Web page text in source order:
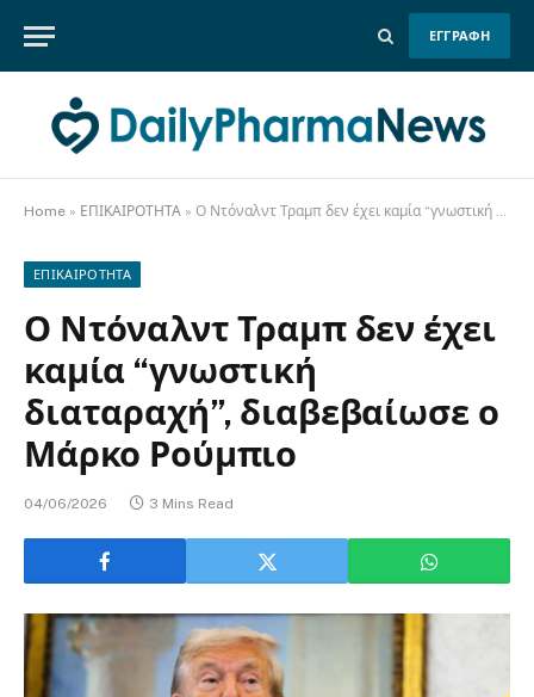
ΕΓΓΡΑΦΗ
Home » ΕΠΙΚΑΙΡΟΤΗΤΑ » Ο Ντόναλντ Τραμπ δεν έχει καμία “γνωστική διαταραχή”, διαβεβαίωσε ο Μάρκο Ρούμπιο
ΕΠΙΚΑΙΡΟΤΗΤΑ
Ο Ντόναλντ Τραμπ δεν έχει
καμία “γνωστική
διαταραχή”, διαβεβαίωσε ο
Μάρκο Ρούμπιο
04/06/2026 3 Mins Read